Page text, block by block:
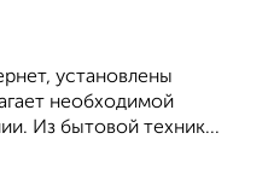
установлены
необходимой
Из бытовой техник...